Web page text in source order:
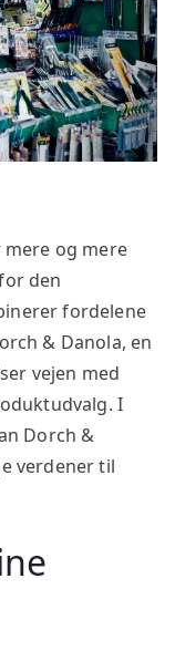
og mere
den
fordelene
& Danola, en
vejen med
I
Dorch &
verdener til